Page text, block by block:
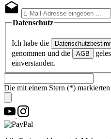
Datenschutz
Ich habe die
genommen und die
AGB
einverstanden.
Die mit einem Stern (*)